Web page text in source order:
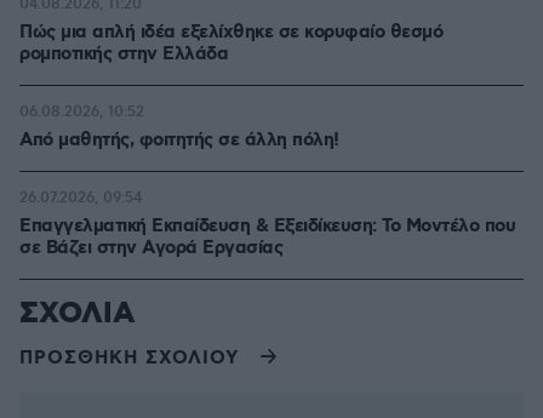
Πώς μια απλή ιδέα εξελίχθηκε σε κορυφαίο θεσμό
ρομποτικής στην Ελλάδα
04.08.2026, 11:20
Από μαθητής, φοιτητής σε άλλη πόλη!
06.08.2026, 10:52
Επαγγελματική Εκπαίδευση & Εξειδίκευση: Το Mοντέλο που
σε Bάζει στην Aγορά Eργασίας
26.07.2026, 09:54
ΣΧΟΛΙΑ
ΠΡΟΣΘΗΚΗ ΣΧΟΛΙΟΥ